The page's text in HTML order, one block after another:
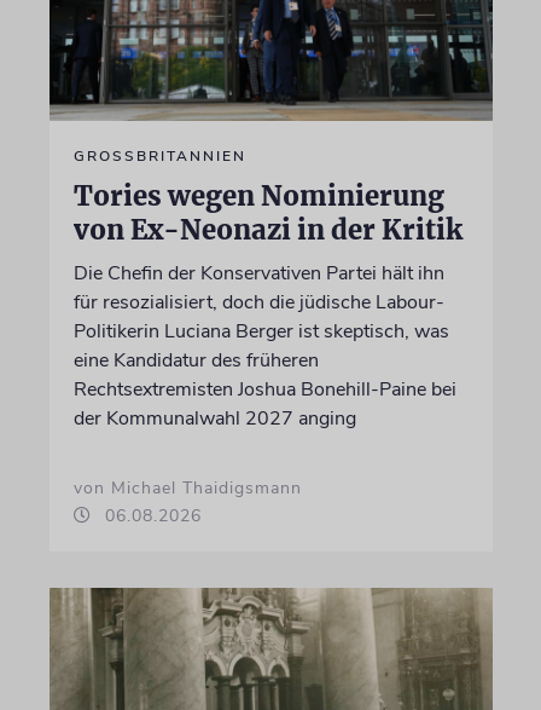
GROSSBRITANNIEN
Tories wegen Nominierung
von Ex-Neonazi in der Kritik
Die Chefin der Konservativen Partei hält ihn
für resozialisiert, doch die jüdische Labour-
Politikerin Luciana Berger ist skeptisch, was
eine Kandidatur des früheren
Rechtsextremisten Joshua Bonehill-Paine bei
der Kommunalwahl 2027 anging
von Michael Thaidigsmann
06.08.2026